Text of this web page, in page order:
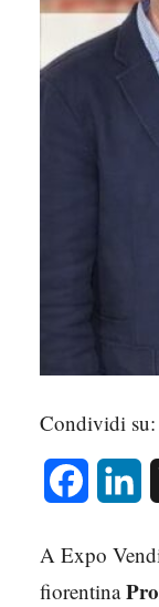
Condividi su:
Facebook
A Expo
fiorentina